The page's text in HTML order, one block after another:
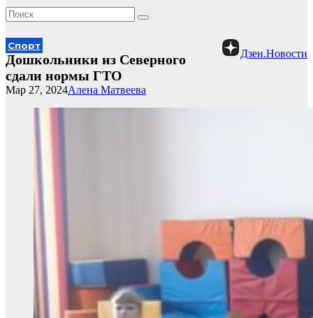
Дзен.Новости
Спорт
Дошкольники из Северного
сдали нормы ГТО
Алена Матвеева
Мар 27, 2024